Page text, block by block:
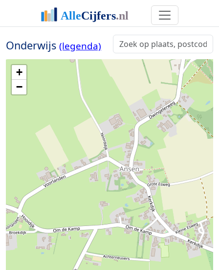
Onderwijs (legenda)
+
−